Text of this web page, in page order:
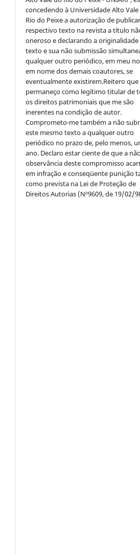
concedendo à Universidade Alto
Rio do Peixe a autorização de
respectivo texto na revista a título
oneroso e declarando a
texto e sua não submissão
qualquer outro periódico, em meu
em nome dos demais coautores, se
eventualmente existirem.Reitero que
permaneço como legítimo titular de
os direitos patrimoniais que me são
inerentes na condição de autor.
Comprometo-me também a não
este mesmo texto a qualquer outro
periódico no prazo de, pelo menos,
ano. Declaro estar ciente de que a
observância deste compromisso
em infração e conseqüente punição
como prevista na Lei de Proteção de
Direitos Autorias (Nº9609, de 19/02/